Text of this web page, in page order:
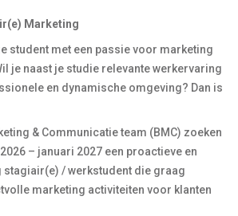
Marketing
student met een passie voor marketing
je naast je studie relevante werkervaring
en dynamische omgeving? Dan is
& Communicatie team (BMC) zoeken
– januari 2027 een proactieve en
stagiair(e) / werkstudent die graag
marketing activiteiten voor klanten